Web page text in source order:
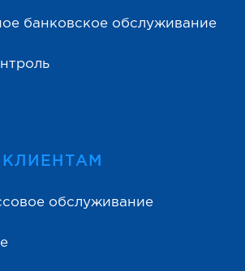
банковское обслуживание
обслуживание